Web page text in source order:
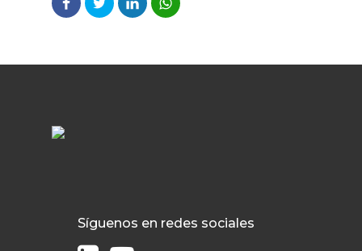
Síguenos en redes sociales